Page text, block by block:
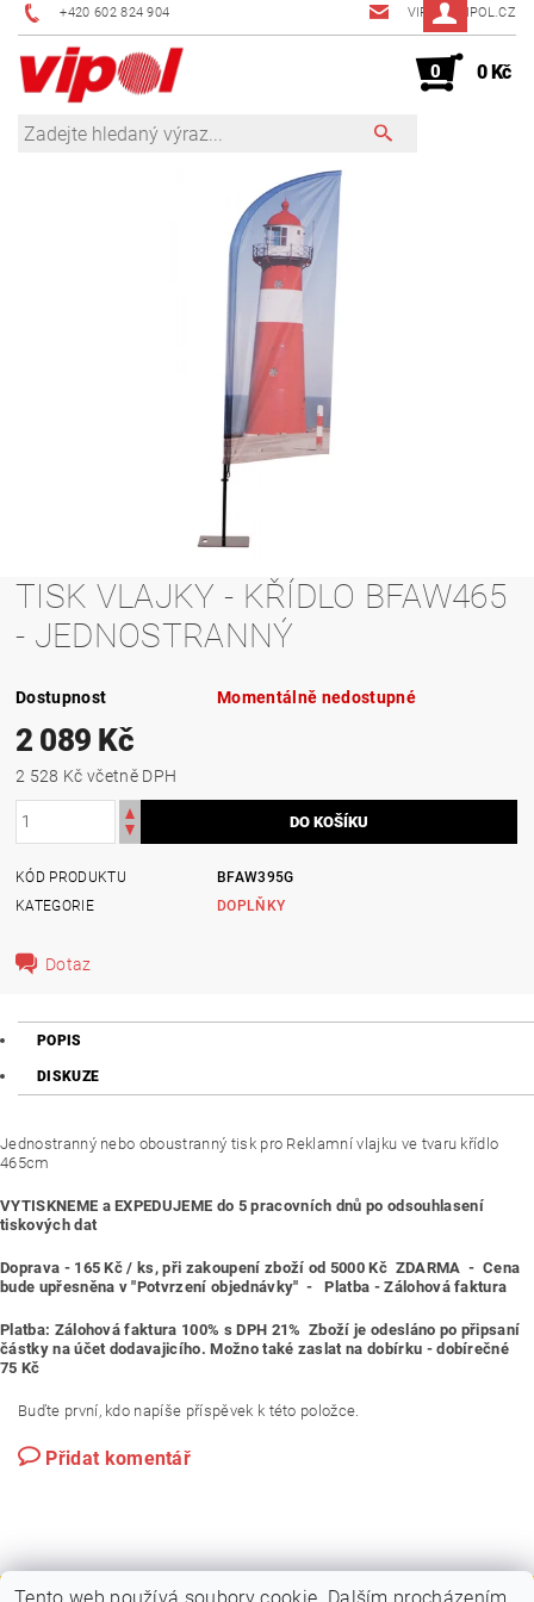
+420 602 824 904 VIPOL@VIPOL.CZ
0 0 Kč
TISK VLAJKY - KŘÍDLO BFAW465
- JEDNOSTRANNÝ
Dostupnost Momentálně nedostupné
2 089 Kč
2 528 Kč včetně DPH
KÓD PRODUKTU
BFAW395G
KATEGORIE
DOPLŇKY
Dotaz
POPIS
DISKUZE
Jednostranný nebo oboustranný tisk pro Reklamní vlajku ve tvaru křídlo
465cm
VYTISKNEME a EXPEDUJEME do 5 pracovních dnů po odsouhlasení
tiskových dat
Doprava - 165 Kč / ks , při zakoupení zboží od 5000 Kč ZDARMA - Cena
bude upřesněna v "Potvrzení objednávky" - Platba - Zálohová faktura
Platba: Zálohová faktura 100% s DPH 21% Zboží je odesláno po připsaní
částky na účet dodavajicího. Možno také zaslat na dobírku - dobírečné
75 Kč
Buďte první, kdo napíše příspěvek k této položce.
Přidat komentář